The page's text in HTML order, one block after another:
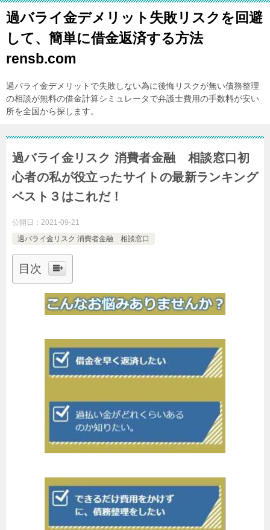
過バライ金デメリット失敗リスクを回避
して、簡単に借金返済する方法
rensb.com
過バライ金デメリットで失敗しない為に後悔リスクが無い債務整理
の相談が無料の借金計算シミュレータで弁護士費用の手数料が安い
所を全国から探します。
過バライ金リスク 消費者金融 相談窓口初
心者の私が役立ったサイトの最新ランキング
ベスト３はこれだ！
公開日： 2021-09-21
過バライ金リスク 消費者金融 相談窓口
目次